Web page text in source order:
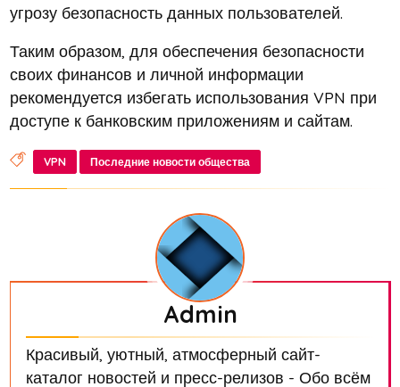
угрозу безопасность данных пользователей.
Таким образом, для обеспечения безопасности
своих финансов и личной информации
рекомендуется избегать использования VPN при
доступе к банковским приложениям и сайтам.
VPN Последние новости общества
Admin
Красивый, уютный, атмосферный сайт-
каталог новостей и пресс-релизов - Обо всём